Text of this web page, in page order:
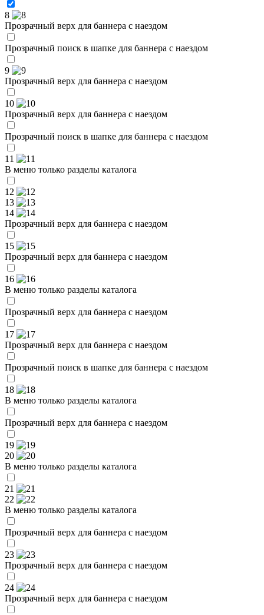
8
Прозрачный верх для баннера с наездом
Прозрачный поиск в шапке для баннера с наездом
9
Прозрачный верх для баннера с наездом
10
Прозрачный верх для баннера с наездом
Прозрачный поиск в шапке для баннера с наездом
11
В меню только разделы каталога
12
13
14
Прозрачный верх для баннера с наездом
15
Прозрачный верх для баннера с наездом
16
В меню только разделы каталога
Прозрачный верх для баннера с наездом
17
Прозрачный верх для баннера с наездом
Прозрачный поиск в шапке для баннера с наездом
18
В меню только разделы каталога
Прозрачный верх для баннера с наездом
19
20
В меню только разделы каталога
21
22
В меню только разделы каталога
Прозрачный верх для баннера с наездом
23
Прозрачный верх для баннера с наездом
24
Прозрачный верх для баннера с наездом